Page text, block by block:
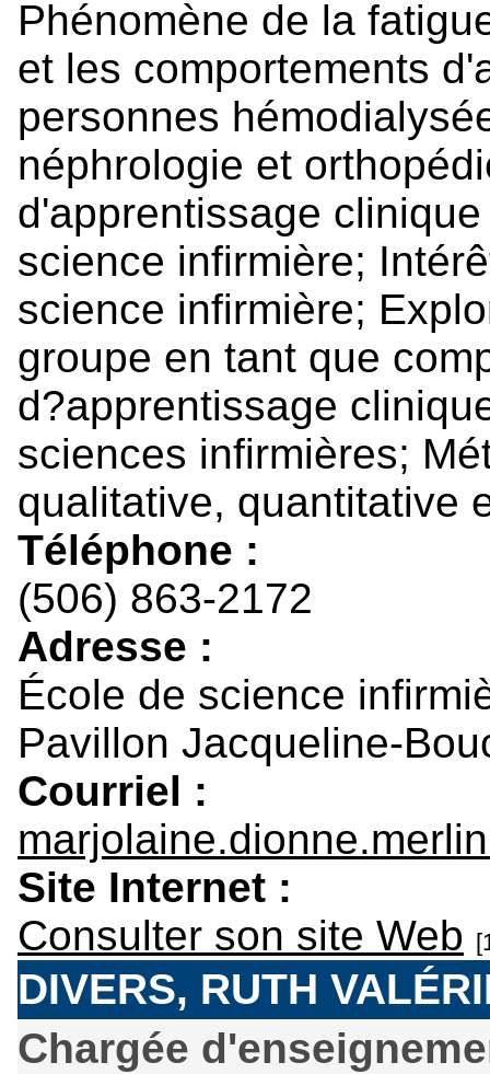
Phénomène de la
et les comportements
personnes
néphrologie et
d'apprentissage
science infirmière;
science infirmière;
groupe en tant que
d?apprentissage
sciences infirmières;
qualitative, quantitative
Téléphone :
(506) 863-2172
Adresse :
École de science
Pavillon Jacqueline-
Courriel :
Site Internet :
Consulter son site Web
DIVERS, RUTH
Chargée